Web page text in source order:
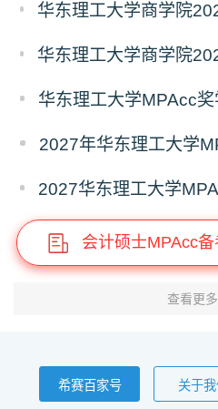
2027年华东理工大学
会计硕士MPAcc
查看更多
希赛百家号 关于我